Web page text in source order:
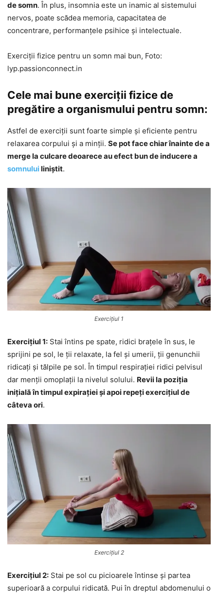
de somn. În plus, insomnia este un inamic al sistemului
nervos, poate scădea memoria, capacitatea de
concentrare, performanțele psihice și intelectuale.
Exerciții fizice pentru un somn mai bun, Foto:
lyp.passionconnect.in
Cele mai bune exerciții fizice de
pregătire a organismului pentru somn:
Astfel de exerciții sunt foarte simple și eficiente pentru
relaxarea corpului și a minții. Se pot face chiar înainte de a
merge la culcare deoarece au efect bun de inducere a
somnuluiliniștit.
Exercițiul 1
Exercițiul 1: Stai întins pe spate, ridici brațele în sus, le
sprijini pe sol, le ții relaxate, la fel și umerii, ții genunchii
ridicați și tălpile pe sol. În timpul respirației ridici pelvisul
dar menții omoplații la nivelul solului. Revii la poziția
inițială în timpul expirației și apoi repeți exercițiul de
câteva ori.
Exercițiul 2
Exercițiul 2: Stai pe sol cu picioarele întinse și partea
superioară a corpului ridicată. Pui în dreptul abdomenului o